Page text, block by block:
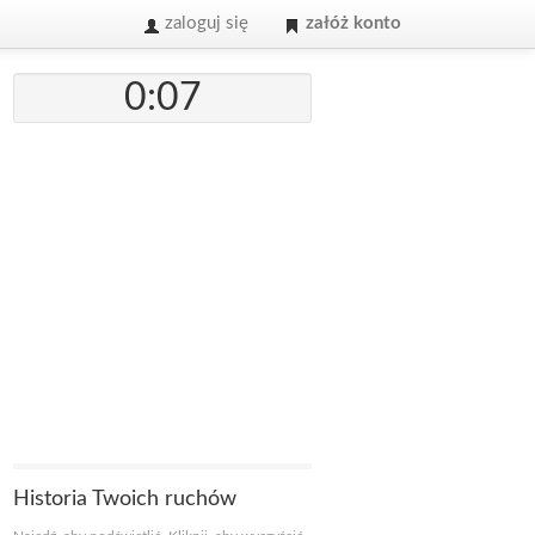
zaloguj się załóż konto
0:07
Historia Twoich ruchów